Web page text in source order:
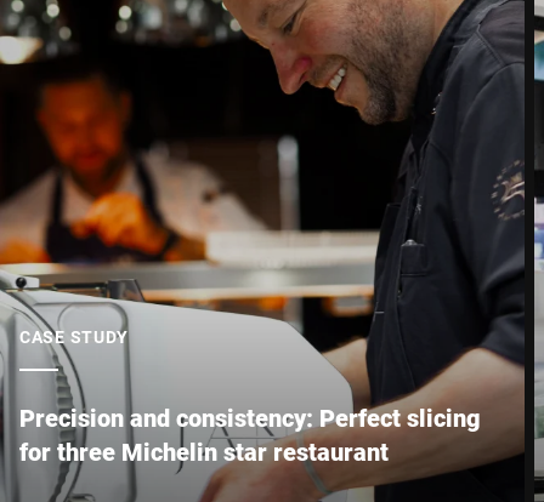
CASE STUDY
Precision and consistency: Perfect slicing
for three Michelin star restaurant